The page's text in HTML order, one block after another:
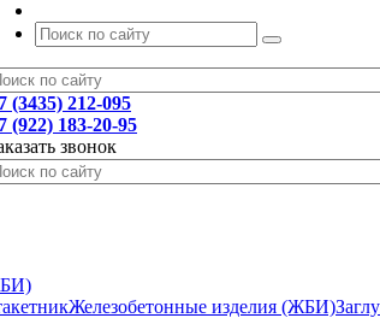
(3435) 212-095
(922) 183-20-95
звонок
Железобетонные изделия (ЖБИ)